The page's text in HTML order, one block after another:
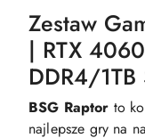
Zestaw
| RTX
DDR4/
BSG Raptor to
najlepsze gry na